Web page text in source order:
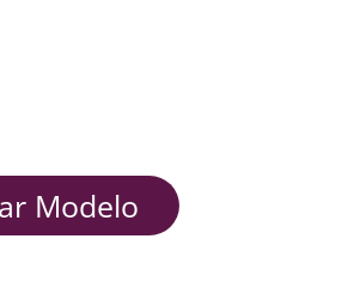
Modelo